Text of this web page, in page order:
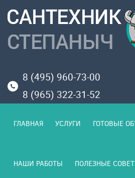
8 (495) 960-73-00
8 (965) 322-31-52
ГЛАВНАЯ УСЛУГИ ГОТОВЫЕ
НАШИ РАБОТЫ ПОЛЕЗНЫЕ